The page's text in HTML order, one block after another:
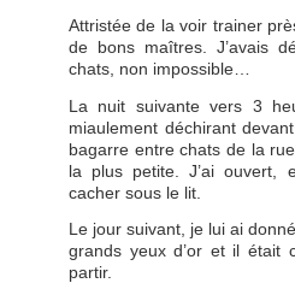
Attristée de la voir trainer
de bons maîtres. J’avais
chats, non impossible…
La nuit suivante vers 3
miaulement déchirant
bagarre entre chats de la
la plus petite. J’ai ouvert,
cacher sous le lit.
Le jour suivant, je lui ai
grands yeux d’or et il était
partir.